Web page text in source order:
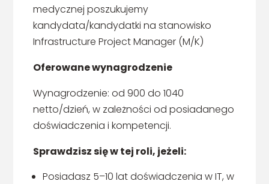
medycznej poszukujemy
kandydata/kandydatki na stanowisko
Infrastructure Project Manager (M/K)
Oferowane wynagrodzenie
Wynagrodzenie: od 900 do 1040
netto/dzień, w zależności od posiadanego
doświadczenia i kompetencji.
Sprawdzisz się w tej roli, jeżeli:
Posiadasz 5–10 lat doświadczenia w IT, w